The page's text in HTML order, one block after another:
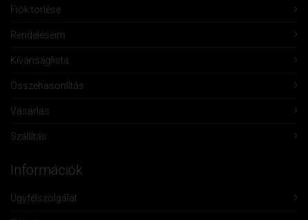
Fiók törlése
Rendeléseim
Kívánságlista
Összehasonlítás
Vásárlás
Szállítás
Információk
Ügyfélszolgálat